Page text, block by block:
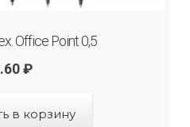
Office Point 0,5
₽
в корзину